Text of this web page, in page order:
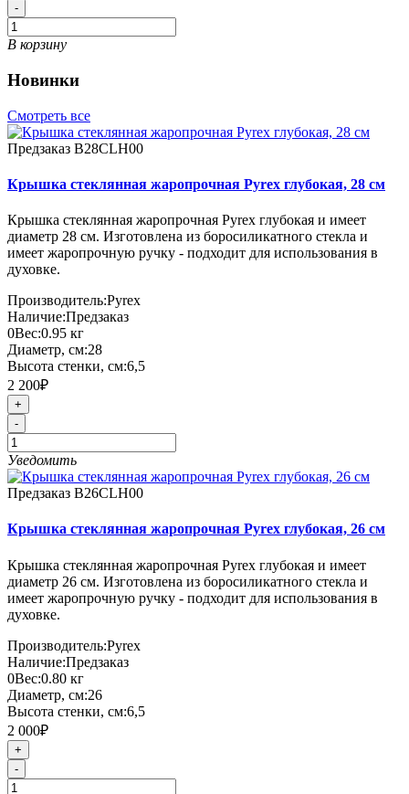
-
В корзину
Новинки
Смотреть все
Предзаказ B28CLH00
Крышка стеклянная жаропрочная Pyrex глубокая, 28 см
Крышка стеклянная жаропрочная Pyrex глубокая и имеет
диаметр 28 см. Изготовлена из боросиликатного стекла и
имеет жаропрочную ручку - подходит для использования в
духовке.
Производитель:Pyrex
Наличие:Предзаказ
0Вес:0.95 кг
Диаметр, см:28
Высота стенки, см:6,5
2 200₽
+
-
Уведомить
Предзаказ B26CLH00
Крышка стеклянная жаропрочная Pyrex глубокая, 26 см
Крышка стеклянная жаропрочная Pyrex глубокая и имеет
диаметр 26 см. Изготовлена из боросиликатного стекла и
имеет жаропрочную ручку - подходит для использования в
духовке.
Производитель:Pyrex
Наличие:Предзаказ
0Вес:0.80 кг
Диаметр, см:26
Высота стенки, см:6,5
2 000₽
+
-